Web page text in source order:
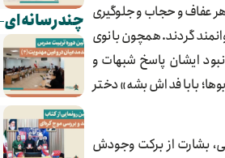
عفاف و حجاب و جلوگیری
گردند. همچون بانوی
ایشان پاسخ شبهات و
بابا فداش بشه» دختر
بشارت از برکت وجودش
چندرسانه‌ای